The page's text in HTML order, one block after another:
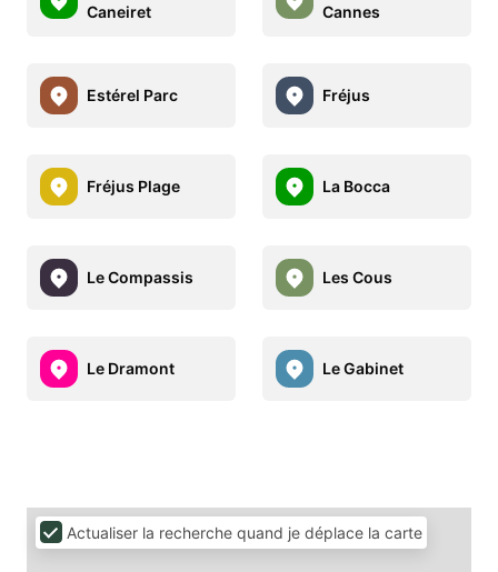
Caneiret
Cannes
Estérel Parc Fréjus
Fréjus Plage La Bocca
Le Compassis Les Cous
Le Dramont Le Gabinet
Actualiser la recherche quand je déplace la carte